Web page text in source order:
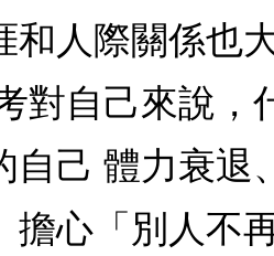
和人際關係也
對自己來說
己 體力衰
擔心「別人